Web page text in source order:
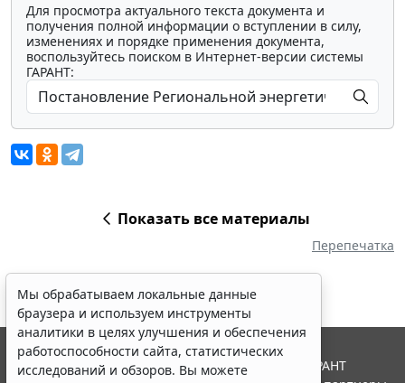
Для просмотра актуального текста документа и
получения полной информации о вступлении в силу,
изменениях и порядке применения документа,
воспользуйтесь поиском в Интернет-версии системы
ГАРАНТ:
Показать все материалы
Перепечатка
Мы обрабатываем локальные данные
браузера и используем инструменты
аналитики в целях улучшения и обеспечения
работоспособности сайта, статистических
исследований и обзоров. Вы можете
© ООО "НПП "ГАРАНТ-СЕРВИС", 2026. Система ГАРАНТ